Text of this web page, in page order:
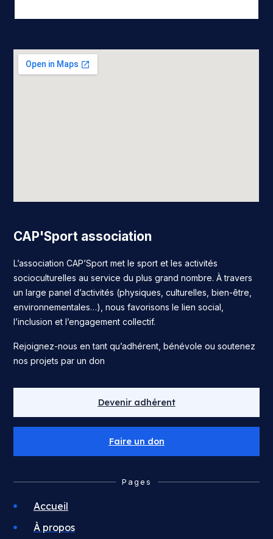
CAP'Sport association
L’association CAP’Sport met le sport et les activités
socioculturelles au service du plus grand nombre. À travers
un large panel d’activités (physiques, culturelles, bien-être,
environnementales…), nous favorisons le lien social,
l’inclusion et l’engagement collectif.
Rejoignez-nous en tant qu’adhérent, bénévole ou soutenez
nos projets par un don
Devenir adhérent
Faire un don
Pages
Accueil
À propos